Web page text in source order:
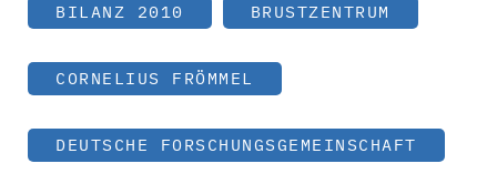
BILANZ 2010 BRUSTZENTRUM
CORNELIUS FRÖMMEL
DEUTSCHE FORSCHUNGSGEMEINSCHAFT